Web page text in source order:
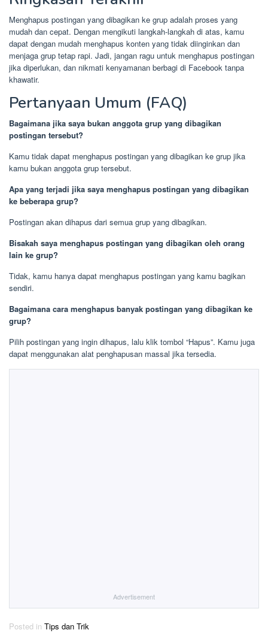
Menghapus postingan yang dibagikan ke grup adalah proses yang
mudah dan cepat. Dengan mengikuti langkah-langkah di atas, kamu
dapat dengan mudah menghapus konten yang tidak diinginkan dan
menjaga grup tetap rapi. Jadi, jangan ragu untuk menghapus postingan
jika diperlukan, dan nikmati kenyamanan berbagi di Facebook tanpa
khawatir.
Pertanyaan Umum (FAQ)
Bagaimana jika saya bukan anggota grup yang dibagikan
postingan tersebut?
Kamu tidak dapat menghapus postingan yang dibagikan ke grup jika
kamu bukan anggota grup tersebut.
Apa yang terjadi jika saya menghapus postingan yang dibagikan
ke beberapa grup?
Postingan akan dihapus dari semua grup yang dibagikan.
Bisakah saya menghapus postingan yang dibagikan oleh orang
lain ke grup?
Tidak, kamu hanya dapat menghapus postingan yang kamu bagikan
sendiri.
Bagaimana cara menghapus banyak postingan yang dibagikan ke
grup?
Pilih postingan yang ingin dihapus, lalu klik tombol “Hapus”. Kamu juga
dapat menggunakan alat penghapusan massal jika tersedia.
Advertisement
Posted in Tips dan Trik